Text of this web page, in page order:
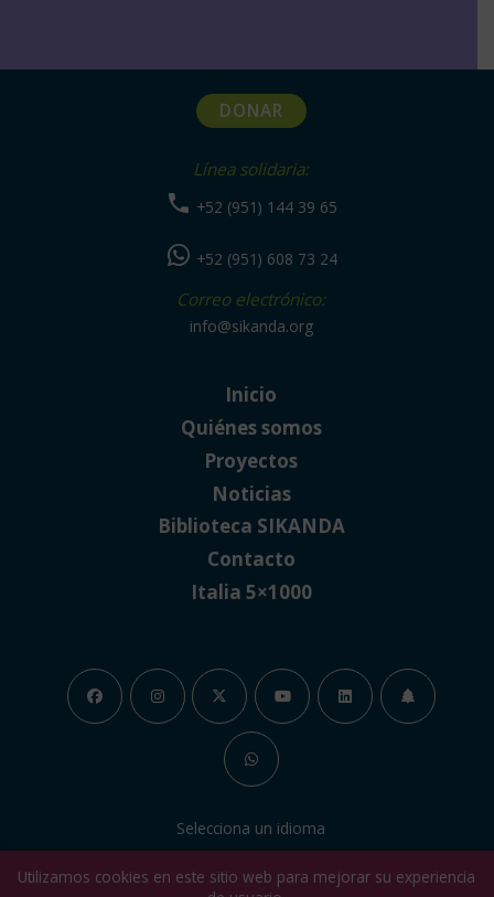
DONAR
Línea solidaria:
+52 (951) 144 39 65
+52 (951) 608 73 24
Correo electrónico:
info@sikanda.org
Inicio
Quiénes somos
Proyectos
Noticias
Biblioteca SIKANDA
Contacto
Italia 5×1000
Selecciona un idioma
en it
Utilizamos cookies en este sitio web para mejorar su experiencia